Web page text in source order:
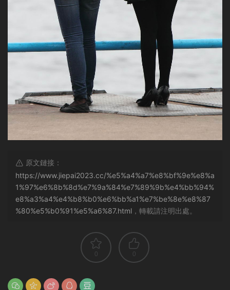
原文鏈接：
https://www.jiepai2023.cc/%e5%a4%a7%e8%bf%9e%e8%a
1%97%e6%8b%8d%e7%9a%84%e7%89%9b%e4%bb%94%
e8%a3%a4%e4%b8%b0%e6%bb%a1%e7%be%8e%e8%87
%80%e5%b0%91%e5%a6%87.html ，轉載請注明出處。
0 0